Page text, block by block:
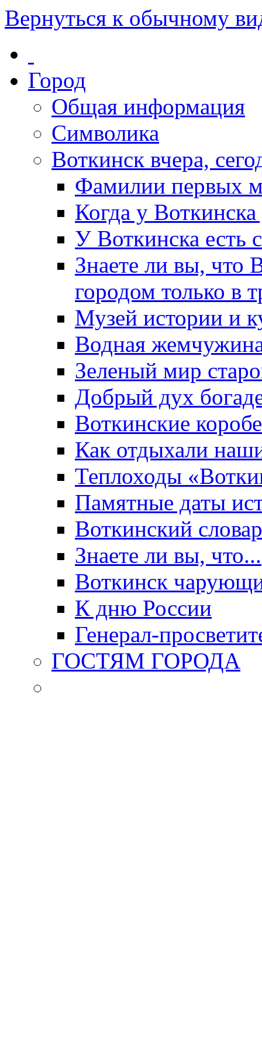
Вернуться к обычному
Город
Общая информация
Символика
Воткинск вчера,
Фамилии первых
Когда у
У Воткинска есть
Знаете ли вы, что
городом только в
Музей истории и
Водная
Зеленый мир
Добрый дух
Воткинские
Как отдыхали
Теплоходы
Памятные даты
Воткинский
Знаете ли вы, что...
Воткинск
К дню России
Генерал-
ГОСТЯМ ГОРОДА